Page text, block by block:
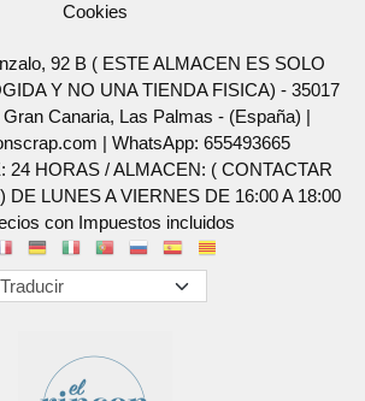
Cookies
92 B ( ESTE ALMACEN ES SOLO
Y NO UNA TIENDA FISICA) - 35017
Canaria, Las Palmas - (España) |
| WhatsApp: 655493665
24 HORAS / ALMACEN: ( CONTACTAR
DE LUNES A VIERNES DE 16:00 A 18:00
con Impuestos incluidos